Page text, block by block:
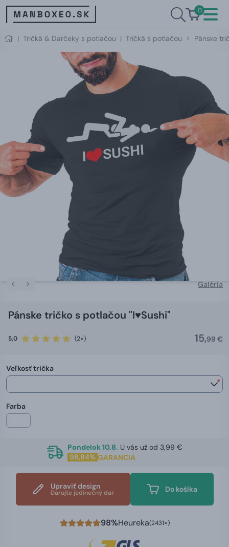
0
| Tričká & Darčeky s potlačou | Tričká s potlačou Pánske
Galéria
Pánske tričko s potlačou "I️♥️Sushi"
5,0 (2×) 15,99 €
Veľkosť trička
*
Farba
Pondelok 10.8. U vás už od 3,99 €
98,84% GARANCIA
Upraviť design
Darujte jedinečný dar Do košíka
98%Heureka(2431×)